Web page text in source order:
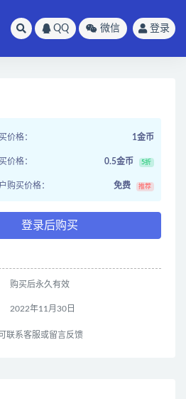
QQ 微信 登录
价格： 1金币
价格： 0.5金币 5折
购买价格： 免费 推荐
登录后购买
购买后永久有效
2022年11月30日
联系客服或留言反馈